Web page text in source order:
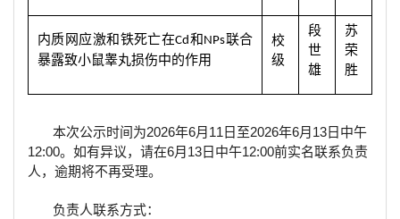
内质网应激和铁死亡在Cd和 NPs联合
暴露致小鼠睾丸损伤中的作用
校
级
段
世
雄
苏
荣
胜
本次公示时间为2026年6月 11日至2026年6月 13日中午
12:00。如有异议，请在6月 13日中午12:00前实名联系负责
人，逾期将不再受理。
负责人联系方式：